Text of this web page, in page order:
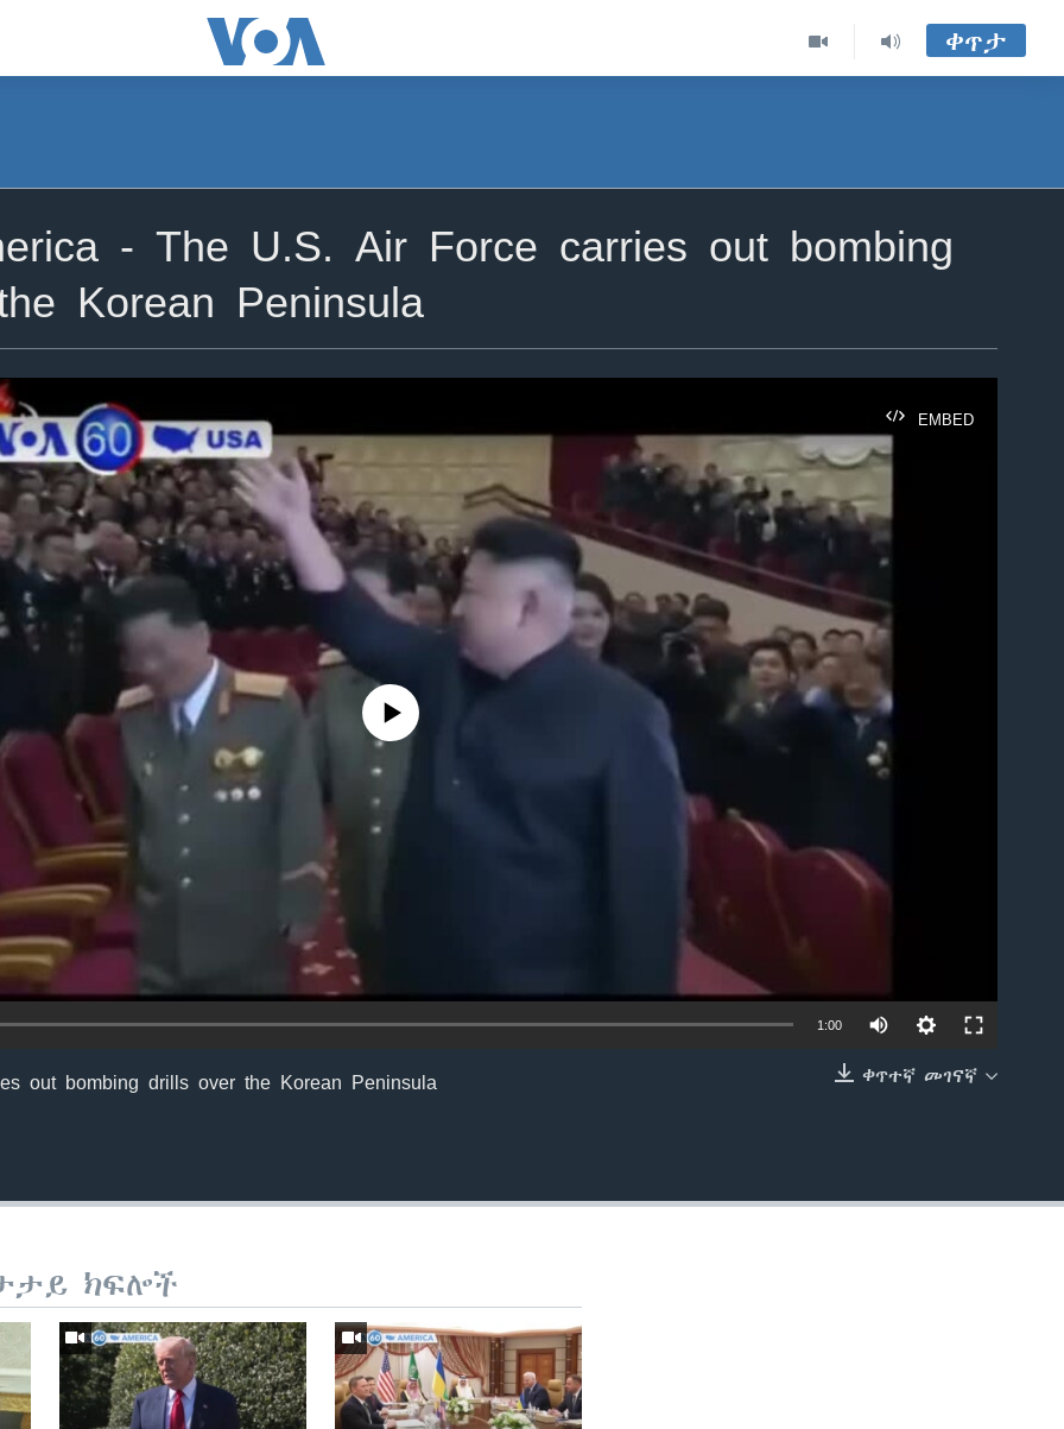
ቀጥታ
- The U.S. Air Force carries out bombing
Korean Peninsula
EMBED
EMBED
No media source currently available
1:00
ቀጥተኛ መገናኛ
out bombing drills over the Korean Peninsula
ክፍሎች